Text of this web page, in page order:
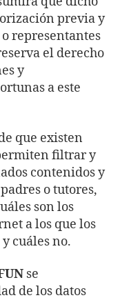
previa y
representantes
el derecho
y
a este
que existen
filtrar y
contenidos y
o tutores,
son los
a los que los
cuáles no.
se
de los datos